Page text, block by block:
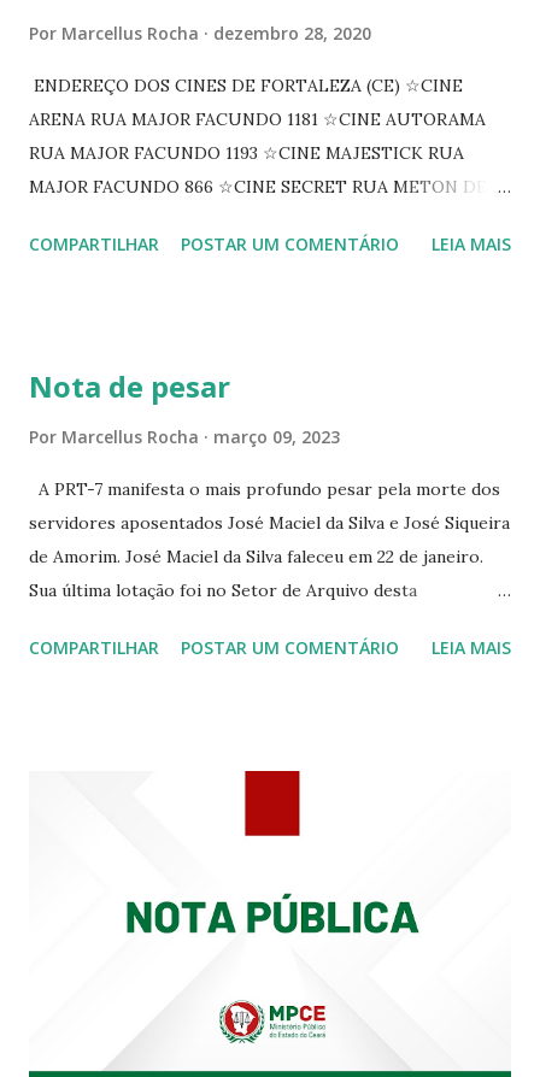
Por Marcellus Rocha dezembro 28, 2020
ENDEREÇO DOS CINES DE FORTALEZA (CE) ☆CINE
ARENA RUA MAJOR FACUNDO 1181 ☆CINE AUTORAMA
RUA MAJOR FACUNDO 1193 ☆CINE MAJESTICK RUA
MAJOR FACUNDO 866 ☆CINE SECRET RUA METON DE
PEIXOTO 1307 ☆CINE IRIS RUA FLORIANO PEIXOTO 1206
☆CINE VIP CLUBE RUA 24 DE MAIO 825 ☆CINE ECLIPSE
COMPARTILHAR POSTAR UM COMENTÁRIO LEIA MAIS
Nota de pesar
Por Marcellus Rocha março 09, 2023
A PRT-7 manifesta o mais profundo pesar pela morte dos
servidores aposentados José Maciel da Silva e José Siqueira
de Amorim. José Maciel da Silva faleceu em 22 de janeiro.
Sua última lotação foi no Setor de Arquivo desta
Siqueira Amorim faleceu em 28 de fevereiro e encerrou a
COMPARTILHAR POSTAR UM COMENTÁRIO LEIA MAIS